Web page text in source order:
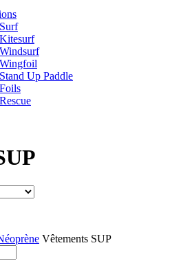
Surf
Kitesurf
Windsurf
Wingfoil
Stand Up Paddle
Foils
Rescue
Vêtements SUP